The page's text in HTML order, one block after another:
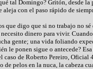
tal Domingo? Gritón, desde
aleja con el paso rápido de
que digo que si no trabajo no
dinero para vivir.
gente; una vida foliando
le ponen sigue o antecede?
caso de Roberto Pereiro, Oficial
de pelos en la nuca, la cabeza